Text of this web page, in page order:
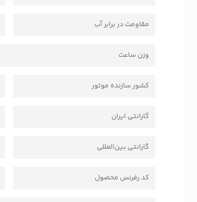
مقاومت در برابر آب
وزن ساعت
کشور سازنده موتور
گارانتی ایران
گارانتی بین‌المللی
کد رفرنس محصول